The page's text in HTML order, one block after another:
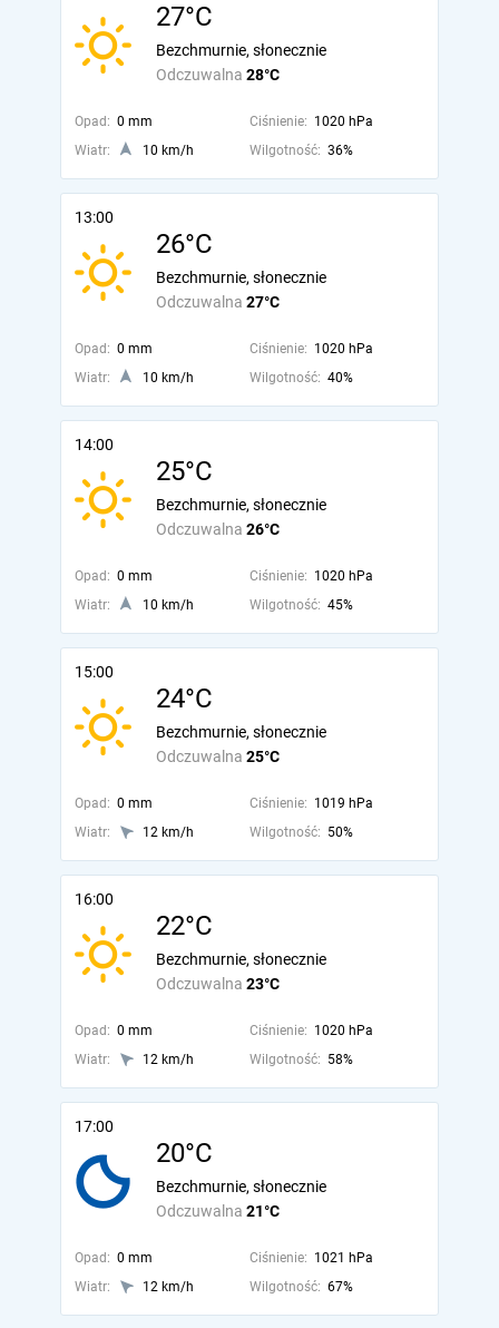
27°C
Odczuwalna 28°C
Bezchmurnie, słonecznie
Opad: 0 mm Ciśnienie: 1020 hPa
Wiatr:
10 km/h Wilgotność: 36%
13:00
26°C
Odczuwalna 27°C
Bezchmurnie, słonecznie
Opad: 0 mm Ciśnienie: 1020 hPa
Wiatr:
10 km/h Wilgotność: 40%
14:00
25°C
Odczuwalna 26°C
Bezchmurnie, słonecznie
Opad: 0 mm Ciśnienie: 1020 hPa
Wiatr:
10 km/h Wilgotność: 45%
15:00
24°C
Odczuwalna 25°C
Bezchmurnie, słonecznie
Opad: 0 mm Ciśnienie: 1019 hPa
Wiatr:
12 km/h Wilgotność: 50%
16:00
22°C
Odczuwalna 23°C
Bezchmurnie, słonecznie
Opad: 0 mm Ciśnienie: 1020 hPa
Wiatr:
12 km/h Wilgotność: 58%
17:00
20°C
Odczuwalna 21°C
Bezchmurnie, słonecznie
Opad: 0 mm Ciśnienie: 1021 hPa
Wiatr:
12 km/h Wilgotność: 67%